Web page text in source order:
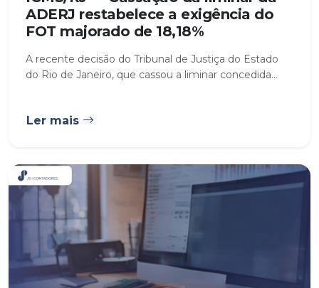
ADERJ restabelece a exigência do
FOT majorado de 18,18%
A recente decisão do Tribunal de Justiça do Estado
do Rio de Janeiro, que cassou a liminar concedida...
Ler mais